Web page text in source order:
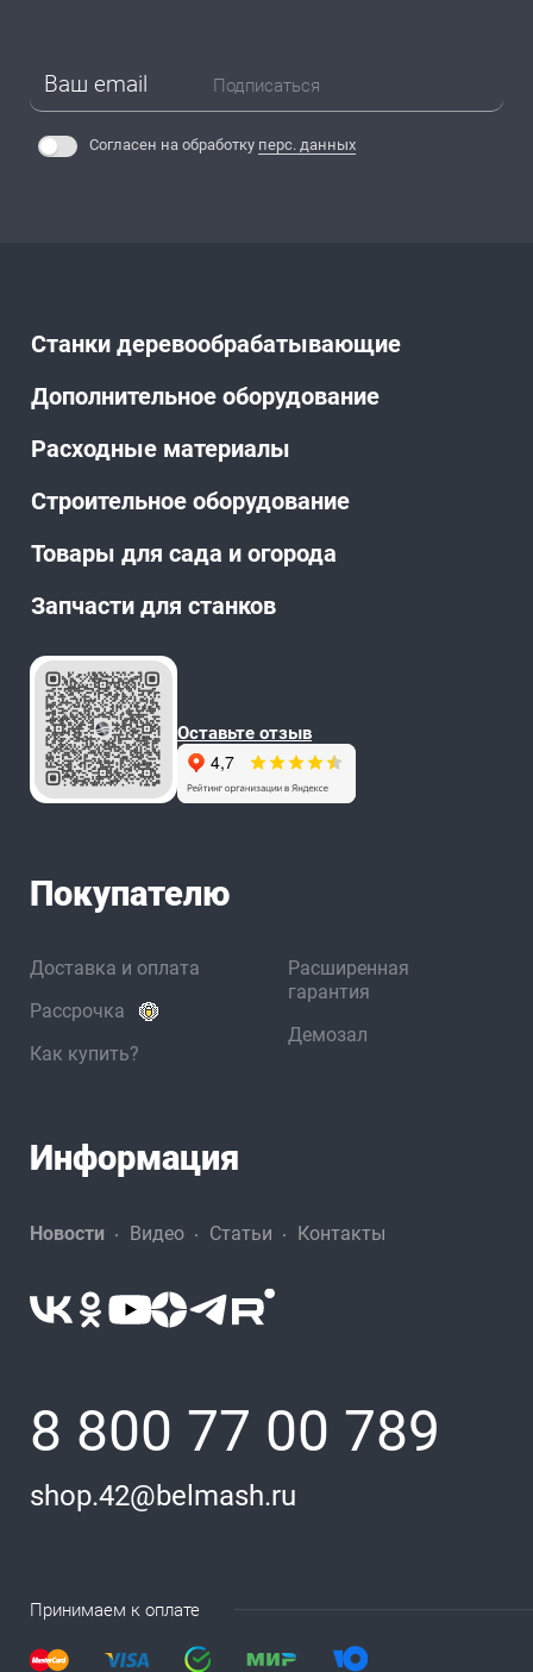
Станки деревообрабатывающие
Дополнительное оборудование
Расходные материалы
Строительное оборудование
Товары для сада и огорода
Запчасти для станков
Оставьте отзыв
Подписаться
Согласен на обработку перс. данных
Покупателю
Доставка и оплата
Рассрочка
Как купить?
Расширенная
гарантия
Демозал
Информация
Новости Видео Статьи Контакты
8 800 77 00 789
shop.42@belmash.ru
Принимаем к оплате